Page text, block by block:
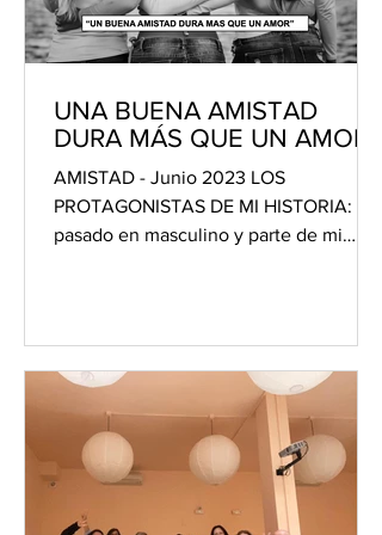
UNA BUENA AMISTAD
DURA MÁS QUE UN AMOR
AMISTAD - Junio 2023 LOS
PROTAGONISTAS DE MI HISTORIA: Mi
pasado en masculino y parte de mi